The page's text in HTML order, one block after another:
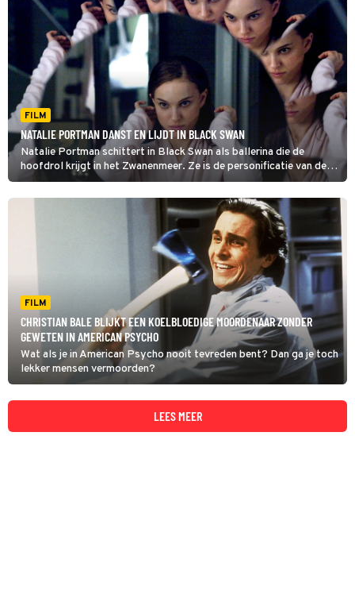
FILM
NATALIE PORTMAN DANST EN LIJDT IN BLACK SWAN
Natalie Portman schittert in Black Swan als ballerina die de
hoofdrol krijgt in het Zwanenmeer. Ze is de personificatie van de
fragiele witte zwaan Odette, maar begint steeds meer te lijken op
Odile, de kwaadaardige zwarte zwaan.
FILM
CHRISTIAN BALE BLIJKT EEN KOELBLOEDIGE MOORDENAAR ZONDER
GEWETEN IN AMERICAN PSYCHO
Wat als je in American Psycho nooit tevreden bent? Dan ga je toch
lekker mensen vermoorden?
LEES MEER